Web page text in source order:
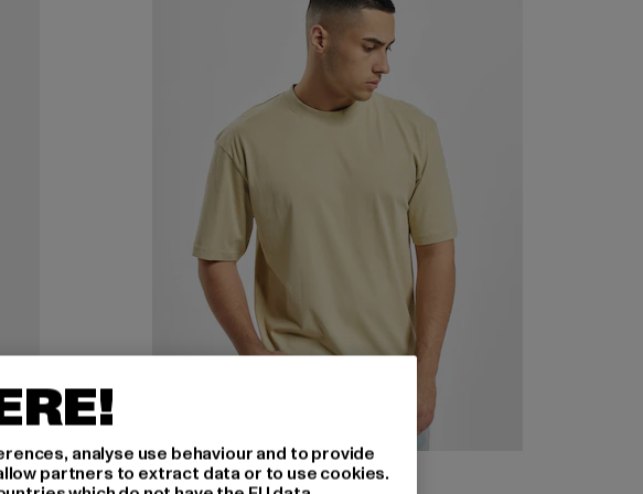
URBAN CLASSICS
analyse use behaviour and to provide
partners to extract data or to use cookies.